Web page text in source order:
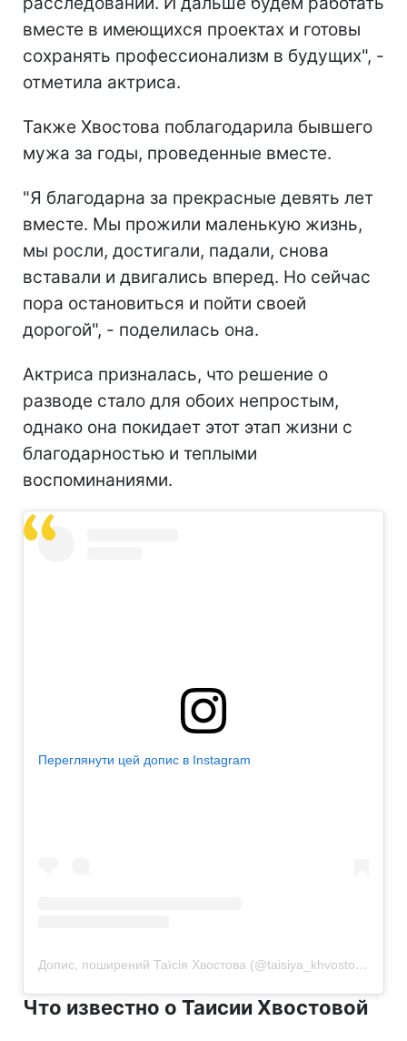
вместе в имеющихся проектах и готовы
сохранять профессионализм в будущих", -
отметила актриса.
Также Хвостова поблагодарила бывшего
мужа за годы, проведенные вместе.
"Я благодарна за прекрасные девять лет
вместе. Мы прожили маленькую жизнь,
мы росли, достигали, падали, снова
вставали и двигались вперед. Но сейчас
пора остановиться и пойти своей
дорогой", - поделилась она.
Актриса призналась, что решение о
разводе стало для обоих непростым,
однако она покидает этот этап жизни с
благодарностью и теплыми
воспоминаниями.
Переглянути цей допис в Instagram
Допис, поширений Таїсія Хвостова (@taisiya_khvostova)
Что известно о Таисии Хвостовой